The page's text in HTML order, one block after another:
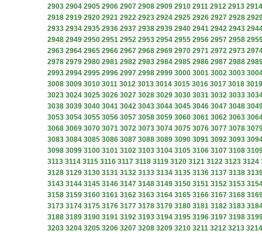
2903 2904 2905 2906 2907 2908 2909 2910 2911 2912 2913 2914
2918 2919 2920 2921 2922 2923 2924 2925 2926 2927 2928
2933 2934 2935 2936 2937 2938 2939 2940 2941 2942 2943
2948 2949 2950 2951 2952 2953 2954 2955 2956 2957 2958
2963 2964 2965 2966 2967 2968 2969 2970 2971 2972 2973
2978 2979 2980 2981 2982 2983 2984 2985 2986 2987 2988
2993 2994 2995 2996 2997 2998 2999 3000 3001 3002 3003
3008 3009 3010 3011 3012 3013 3014 3015 3016 3017 3018 3019
3023 3024 3025 3026 3027 3028 3029 3030 3031 3032 3033
3038 3039 3040 3041 3042 3043 3044 3045 3046 3047 3048
3053 3054 3055 3056 3057 3058 3059 3060 3061 3062 3063
3068 3069 3070 3071 3072 3073 3074 3075 3076 3077 3078
3083 3084 3085 3086 3087 3088 3089 3090 3091 3092 3093
3098 3099 3100 3101 3102 3103 3104 3105 3106 3107 3108
3113 3114 3115 3116 3117 3118 3119 3120 3121 3122 3123 3124
3128 3129 3130 3131 3132 3133 3134 3135 3136 3137 3138
3143 3144 3145 3146 3147 3148 3149 3150 3151 3152 3153
3158 3159 3160 3161 3162 3163 3164 3165 3166 3167 3168
3173 3174 3175 3176 3177 3178 3179 3180 3181 3182 3183
3188 3189 3190 3191 3192 3193 3194 3195 3196 3197 3198
3203 3204 3205 3206 3207 3208 3209 3210 3211 3212 3213 3214